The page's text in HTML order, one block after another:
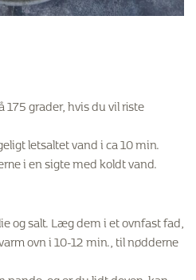
grader, hvis du vil riste
letsaltet vand i ca 10 min.
i en sigte med koldt vand.
og salt. Læg dem i et ovnfast fad,
ovn i 10-12 min., til nødderne